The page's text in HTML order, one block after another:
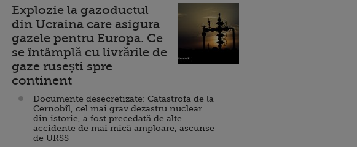
Explozie la gazoductul
din Ucraina care asigura
gazele pentru Europa. Ce
se întâmplă cu livrările de
gaze rusești spre
continent
Documente desecretizate: Catastrofa de la
Cernobîl, cel mai grav dezastru nuclear
din istorie, a fost precedată de alte
accidente de mai mică amploare, ascunse
de URSS